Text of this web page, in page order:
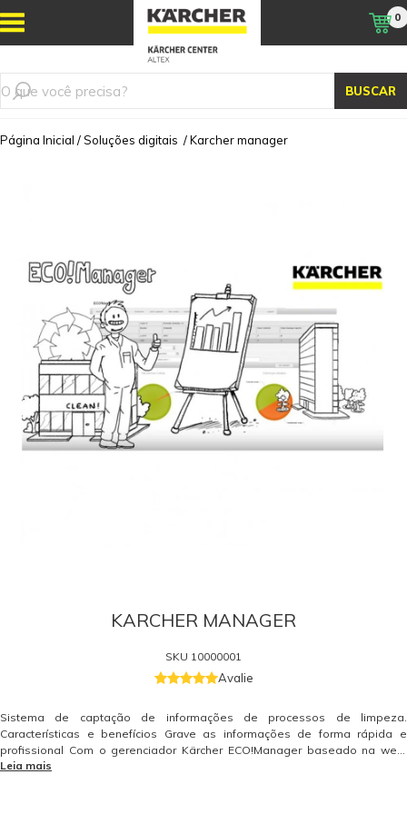
BUSCAR
0
Página Inicial /Soluções digitais /Karcher manager
KARCHER MANAGER
SKU 10000001
Avalie
Sistema de captação de informações de processos de limpeza.
Características e benefícios Grave as informações de forma rápida e
profissional Com o gerenciador Kärcher ECO!Manager baseado na web,
você pode gravar todas as informações pertinentes de forma rápida e fácil,
Leia mais